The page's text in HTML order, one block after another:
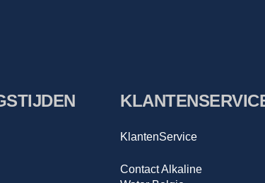
KlantenService
Contact Alkaline